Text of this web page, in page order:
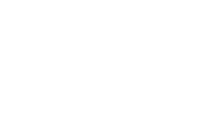
程家。她步步为营，周旋在各怀心思的豪门
宅，江淮被掳走配“阴婚”。他与女探长穆英搭档，侦破阎王娶亲、五鬼
平王朝有史以来个以女子进士科三元及第入翰林院的奇女子。十年前的